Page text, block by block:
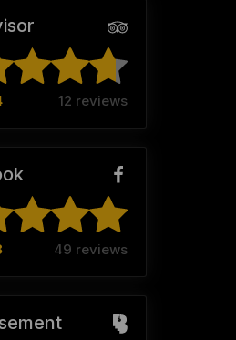
12 reviews
49 reviews